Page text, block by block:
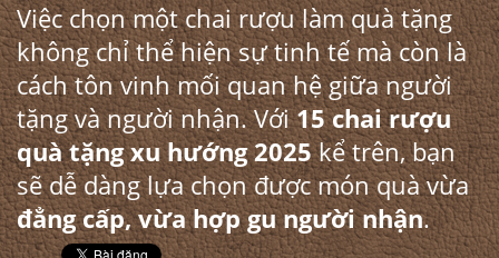
Việc chọn một chai rượu làm quà tặng
không chỉ thể hiện sự tinh tế mà còn là
cách tôn vinh mối quan hệ giữa người
tặng và người nhận. Với15 chai rượu
quà tặng xu hướng 2025kể trên, bạn
sẽ dễ dàng lựa chọn được món quà vừa
đẳng cấp, vừa hợp gu người nhận.